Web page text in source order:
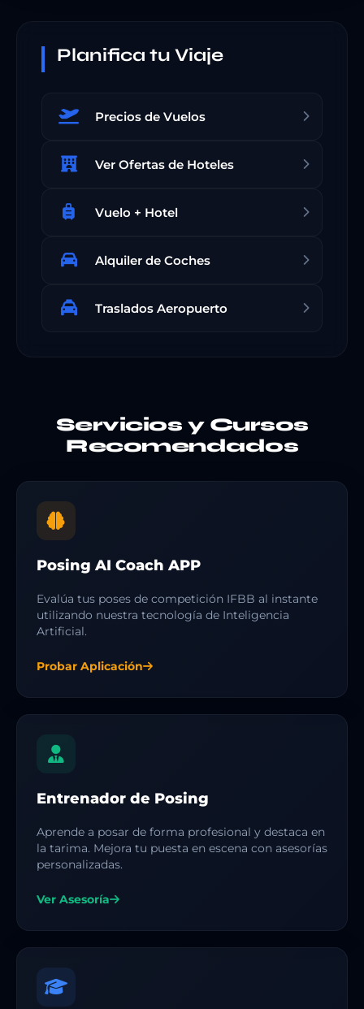
Planifica tu Viaje
Precios de Vuelos
Ver Ofertas de Hoteles
Vuelo + Hotel
Alquiler de Coches
Traslados Aeropuerto
Servicios y Cursos
Recomendados
Posing AI Coach APP
Evalúa tus poses de competición IFBB al instante
utilizando nuestra tecnología de Inteligencia
Artificial.
Probar Aplicación
Entrenador de Posing
Aprende a posar de forma profesional y destaca en
la tarima. Mejora tu puesta en escena con asesorías
personalizadas.
Ver Asesoría